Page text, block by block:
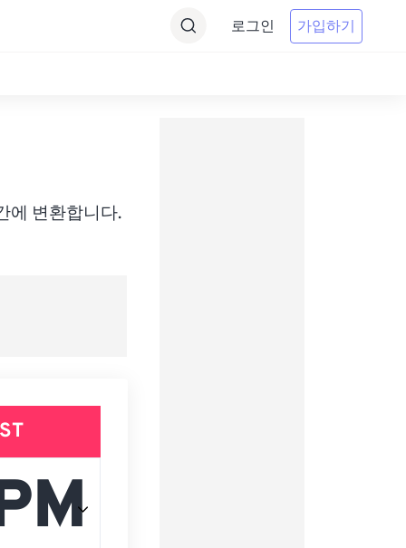
로그인 가입하기
에 변환합니다.